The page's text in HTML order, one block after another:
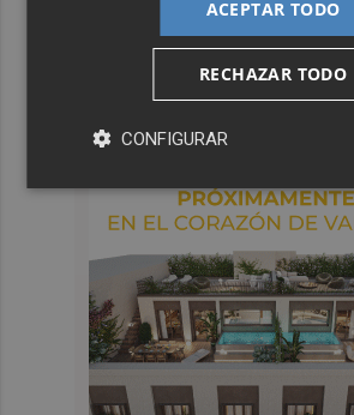
ACEPTAR TODO
RECHAZAR TODO
CONFIGURAR